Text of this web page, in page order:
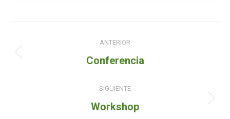
de
ANTERIOR
Entrada
Conferencia
SIGUIENTE
Siguiente
Workshop